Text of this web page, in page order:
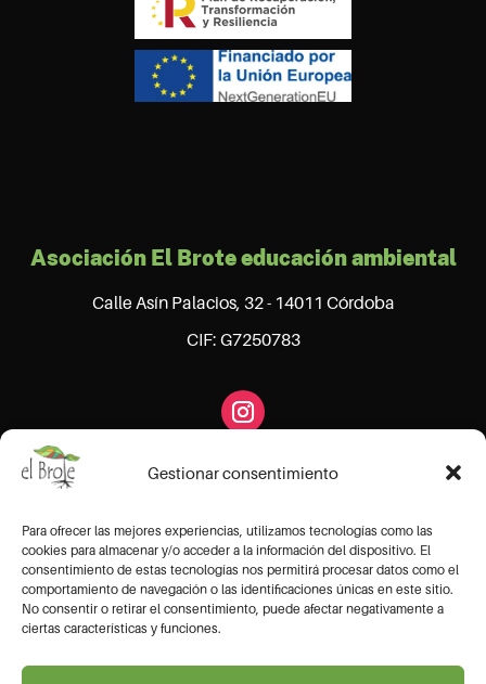
Gestionar consentimiento
Para ofrecer las mejores experiencias, utilizamos tecnologías como las
cookies para almacenar y/o acceder a la información del dispositivo. El
consentimiento de estas tecnologías nos permitirá procesar datos como el
comportamiento de navegación o las identificaciones únicas en este sitio.
No consentir o retirar el consentimiento, puede afectar negativamente a
ciertas características y funciones.
Asociación El Brote educación ambiental
Calle Asín Palacios, 32 - 14011 Córdoba
CIF: G7250783